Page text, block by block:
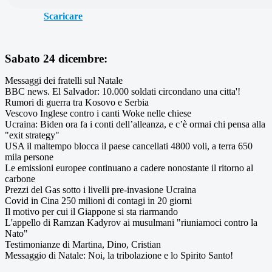
Scaricare
Sabato 24 dicembre:
Messaggi dei fratelli sul Natale
BBC news. El Salvador: 10.000 soldati circondano una citta'!
Rumori di guerra tra Kosovo e Serbia
Vescovo Inglese contro i canti Woke nelle chiese
Ucraina: Biden ora fa i conti dell’alleanza, e c’è ormai chi pensa alla
"exit strategy"
USA il maltempo blocca il paese cancellati 4800 voli, a terra 650
mila persone
Le emissioni europee continuano a cadere nonostante il ritorno al
carbone
Prezzi del Gas sotto i livelli pre-invasione Ucraina
Covid in Cina 250 milioni di contagi in 20 giorni
Il motivo per cui il Giappone si sta riarmando
L'appello di Ramzan Kadyrov ai musulmani "riuniamoci contro la
Nato"
Testimonianze di Martina, Dino, Cristian
Messaggio di Natale: Noi, la tribolazione e lo Spirito Santo!